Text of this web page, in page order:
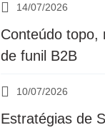
14/07/2026
Conteúdo topo,
de funil B2B
10/07/2026
Estratégias de